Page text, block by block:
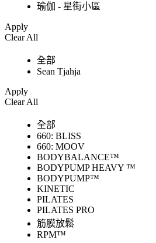
瑜伽 - 星街小區
Apply
Clear All
全部
Sean Tjahja
Apply
Clear All
全部
660: BLISS
660: MOOV
BODYBALANCE™
BODYPUMP HEAVY ™
BODYPUMP™
KINETIC
PILATES
PILATES PRO
筋膜放鬆
RPM™